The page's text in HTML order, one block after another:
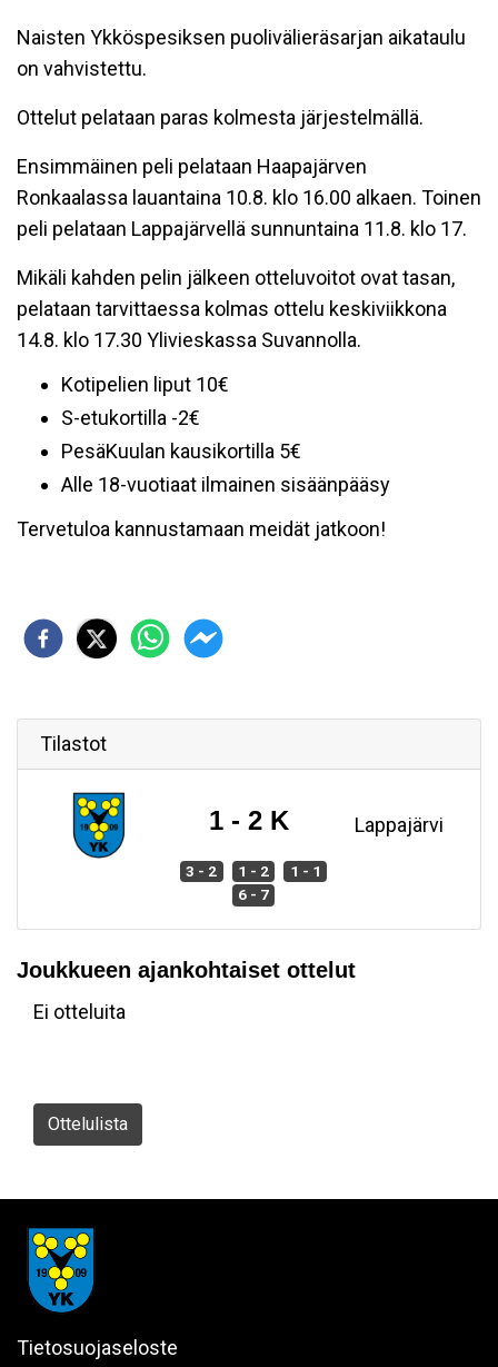
Naisten Ykköspesiksen puolivälieräsarjan aikataulu
on vahvistettu.
Ottelut pelataan paras kolmesta järjestelmällä.
Ensimmäinen peli pelataan Haapajärven
Ronkaalassa lauantaina 10.8. klo 16.00 alkaen. Toinen
peli pelataan Lappajärvellä sunnuntaina 11.8. klo 17.
Mikäli kahden pelin jälkeen otteluvoitot ovat tasan,
pelataan tarvittaessa kolmas ottelu keskiviikkona
14.8. klo 17.30 Ylivieskassa Suvannolla.
Kotipelien liput 10€
S-etukortilla -2€
PesäKuulan kausikortilla 5€
Alle 18-vuotiaat ilmainen sisäänpääsy
Tervetuloa kannustamaan meidät jatkoon!
Tilastot
1 - 2 K Lappajärvi
3 - 2 1 - 2
1 - 1
6 - 7
Joukkueen ajankohtaiset ottelut
Ei otteluita
Ottelulista
Tietosuojaseloste